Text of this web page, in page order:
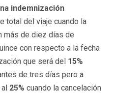
indemnización
total del viaje cuando la
más de diez días de
con respecto a la fecha
que será del 15%
de tres días pero a
25% cuando la cancelación